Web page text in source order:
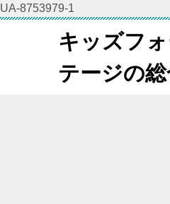
UA-8753979-1
キッズフ
テージの